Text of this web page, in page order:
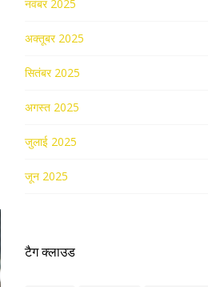
नवंबर 2025
अक्तूबर 2025
सितंबर 2025
अगस्त 2025
जुलाई 2025
जून 2025
टैग क्लाउड